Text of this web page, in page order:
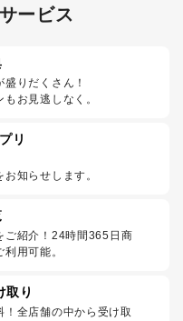
ービス
りだくさん！
お見逃しなく。
リ
知らせします。
ご紹介！24時間365日商
用可能。
取り
！全店舗の中から受け取